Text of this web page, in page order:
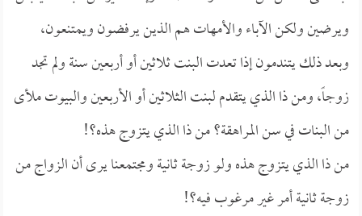
ويرضين ولكن الآباء والأمهات هم الذين يرفضون ويمتنعون،
وبعد ذلك يتندمون إذا تعدت البنت ثلاثين أو أربعين سنة ولم تجد
زوجاً، ومن ذا الذي يتقدم لبنت الثلاثين أو الأربعين والبيوت ملأى
من البنات في سن المراهقة؟ من ذا الذي يتزوج هذه؟!
من ذا الذي يتزوج هذه ولو زوجة ثانية ومجتمعنا يرى أن الزواج من
زوجة ثانية أمر غير مرغوب فيه؟!